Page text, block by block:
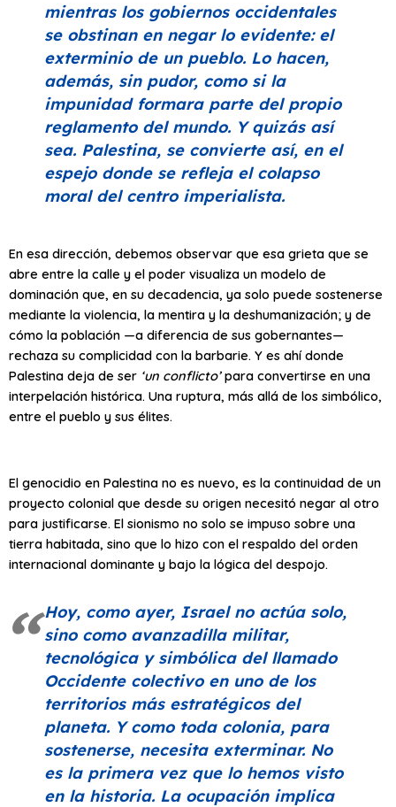
mientras los gobiernos occidentales
se obstinan en negar lo evidente: el
exterminio de un pueblo. Lo hacen,
además, sin pudor, como si la
impunidad formara parte del propio
reglamento del mundo. Y quizás así
sea. Palestina, se convierte así, en el
espejo donde se refleja el colapso
moral del centro imperialista.
En esa dirección, debemos observar que esa grieta que se
abre entre la calle y el poder visualiza un modelo de
dominación que, en su decadencia, ya solo puede sostenerse
mediante la violencia, la mentira y la deshumanización; y de
cómo la población —a diferencia de sus gobernantes—
rechaza su complicidad con la barbarie. Y es ahí donde
Palestina deja de ser ‘un conflicto’para convertirse en una
interpelación histórica. Una ruptura, más allá de los simbólico,
entre el pueblo y sus élites.
El genocidio en Palestina no es nuevo, es la continuidad de un
proyecto colonial que desde su origen necesitó negar al otro
para justificarse. El sionismo no solo se impuso sobre una
tierra habitada, sino que lo hizo con el respaldo del orden
internacional dominante y bajo la lógica del despojo.
Hoy, como ayer, Israel no actúa solo,
sino como avanzadilla militar,
tecnológica y simbólica del llamado
Occidente colectivo en uno de los
territorios más estratégicos del
planeta. Y como toda colonia, para
sostenerse, necesita exterminar. No
es la primera vez que lo hemos visto
en la historia. La ocupación implica